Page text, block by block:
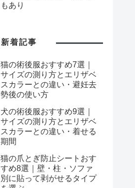
もあり
新着記事
猫の術後服おすすめ7選｜
サイズの測り方とエリザベ
スカラーとの違い・避妊去
勢後の使い方
犬の術後服おすすめ9選｜
サイズの測り方とエリザベ
スカラーとの違い・着せる
期間
猫の爪とぎ防止シートおす
すめ8選｜壁・柱・ソファ
別に貼って剥がせるタイプ